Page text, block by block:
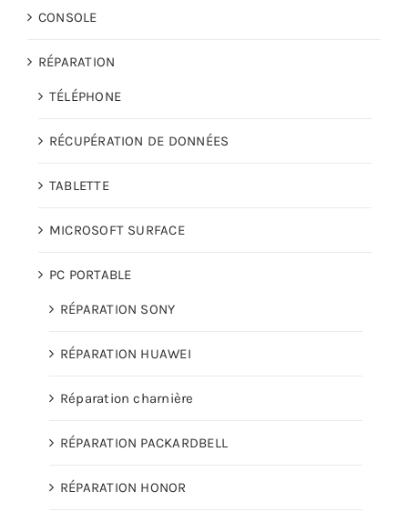
CONSOLE
RÉPARATION
TÉLÉPHONE
RÉCUPÉRATION DE DONNÉES
TABLETTE
MICROSOFT SURFACE
PC PORTABLE
RÉPARATION SONY
RÉPARATION HUAWEI
Réparation charnière
RÉPARATION PACKARDBELL
RÉPARATION HONOR